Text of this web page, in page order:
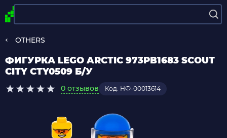
OTHERS
ФИГУРКА LEGO ARCTIC 973PB1683 SCOUT
CITY CTY0509 Б/У
0 отзывов Код: НФ-00013614